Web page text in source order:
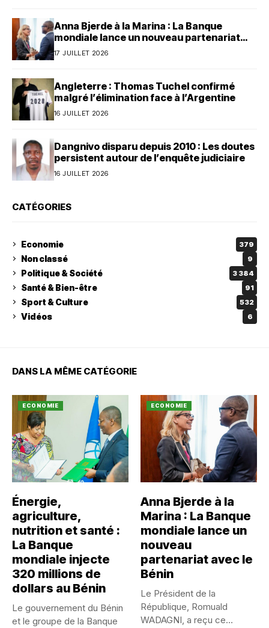
Anna Bjerde à la Marina : La Banque
mondiale lance un nouveau partenariat
avec le Bénin
17 JUILLET 2026
Angleterre : Thomas Tuchel confirmé
malgré l’élimination face à l’Argentine
16 JUILLET 2026
Dangnivo disparu depuis 2010 : Les doutes
persistent autour de l’enquête judiciaire
16 JUILLET 2026
CATÉGORIES
Economie 379
Non classé 9
Politique & Société 3 384
Santé & Bien-être 91
Sport & Culture 532
Vidéos 6
DANS LA MÊME CATÉGORIE
ECONOMIE
Énergie,
agriculture,
nutrition et santé :
La Banque
mondiale injecte
320 millions de
dollars au Bénin
Le gouvernement du Bénin
et le groupe de la Banque
ECONOMIE
Anna Bjerde à la
Marina : La Banque
mondiale lance un
nouveau
partenariat avec le
Bénin
Le Président de la
République, Romuald
WADAGNI, a reçu ce